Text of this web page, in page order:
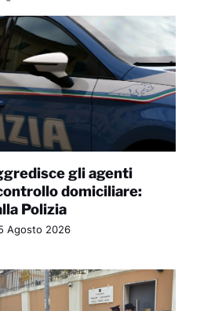
gli agenti
domiciliare:
Polizia
Agosto 2026